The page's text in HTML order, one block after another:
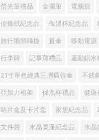
螢光筆禮品 金屬筆 電腦袋
便條紙紀念品 保溫杯紀念品
旅行插頭轉換 直傘 移動電源
行李牌 記事薄禮品 運動鋁水
21寸單色經典三摺廣告傘 不銹
亞加力相架 保溫杯禮品 健康
咭片盒及卡片套 家居紀念品
文件袋 水晶獎座紀念品 水晶